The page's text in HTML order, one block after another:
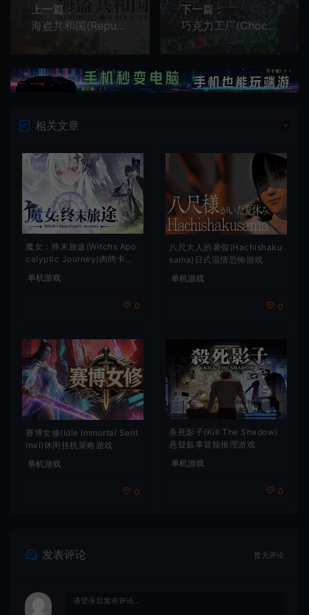
上一篇：
海盗共和国(Republic of Pirates)简中|PC|SIM|海盗模拟经营游戏
下一篇：
巧克力工厂(Chocolate Factory)简中|PC|SIM|第一人称工厂自动化游戏
相关文章
魔女：终末旅途(Witchs Apo
calyptic Journey)肉鸽卡牌
策略游戏
单机游戏
0
八尺大人的暑假(Hachishaku
sama)日式温情恐怖游戏
单机游戏
0
赛博女修(Idle Immortal Sent
inel)休闲挂机策略游戏
单机游戏
0
杀死影子(Kill The Shadow)
悬疑叙事冒险推理游戏
单机游戏
0
发表评论 暂无评论